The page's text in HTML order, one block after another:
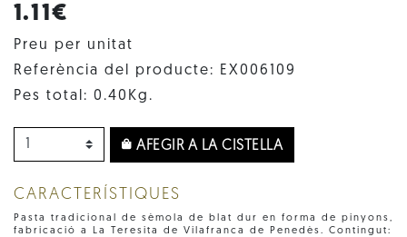
1.11€
Preu per unitat
Referència del producte: EX006109
Pes total: 0.40Kg.
AFEGIR A LA CISTELLA
CARACTERÍSTIQUES
Pasta tradicional de sèmola de blat dur en forma de pinyons,
fabricació a La Teresita de Vilafranca de Penedès. Contingut: